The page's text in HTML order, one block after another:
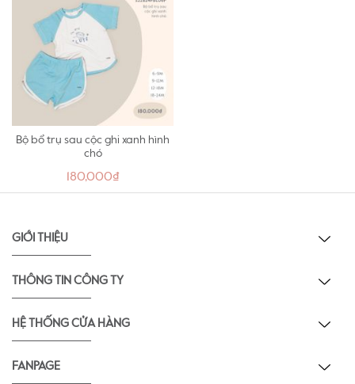
Bộ bổ trụ sau cộc ghi xanh hình
chó
180,000₫
GIỚI THIỆU
THÔNG TIN CÔNG TY
HỆ THỐNG CỬA HÀNG
FANPAGE